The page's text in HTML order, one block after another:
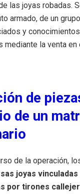
las joyas robadas.
armado, de un
y
la venta en
de
de un
de la operación,
joyas
por tirones